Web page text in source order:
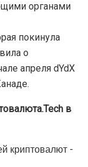
органами
покинула
о
апреля dYdX
в
криптовалют -